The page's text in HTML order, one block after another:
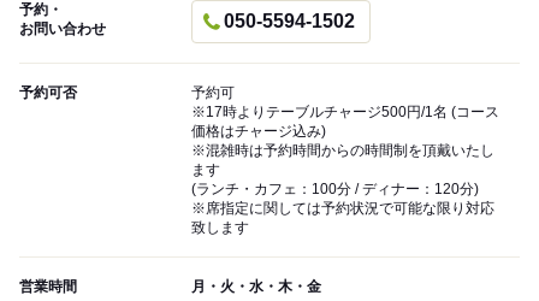
予約・
お問い合わせ
050-5594-1502
予約可否
予約可
※17時よりテーブルチャージ500円/1名 (コース
価格はチャージ込み)
※混雑時は予約時間からの時間制を頂戴いたし
ます
(ランチ・カフェ：100分 / ディナー：120分)
※席指定に関しては予約状況で可能な限り対応
致します
営業時間 月・火・水・木・金